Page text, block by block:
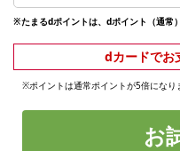
※たまるdポイントは、dポイント（通常
dカードでお
※ポイントは通常ポイントが5倍になり
お